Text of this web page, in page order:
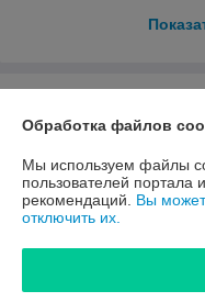
Доставка и оплата
График работы
Обработка файлов
Мы используем файлы
пользователей портала
рекомендаций. Вы
отключить их.